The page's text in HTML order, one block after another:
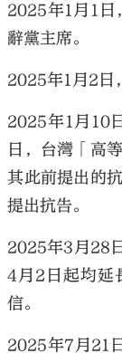
2025年1月1日
辭黨主席。
2025年1月2日
2025年1月10
日，台灣「高
其此前提出的
提出抗告。
2025年3月28
4月2日起均延
信。
2025年7月21